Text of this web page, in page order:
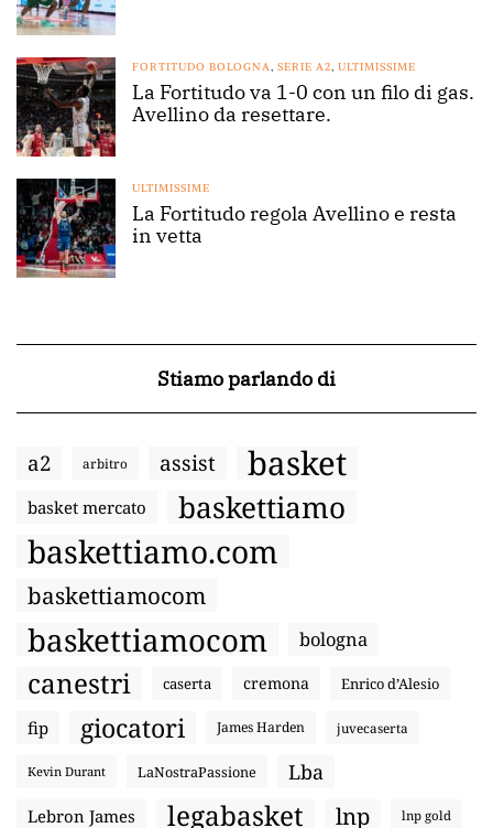
FORTITUDO BOLOGNA, SERIE A2, ULTIMISSIME
La Fortitudo va 1-0 con un filo di gas.
Avellino da resettare.
ULTIMISSIME
La Fortitudo regola Avellino e resta
in vetta
Stiamo parlando di
a2 arbitro assist basket
basket mercato baskettiamo
baskettiamo.com
baskettiamocom
baskettiamocom bologna
canestri caserta cremona Enrico d’Alesio
fip giocatori James Harden juvecaserta
Kevin Durant LaNostraPassione Lba
Lebron James legabasket lnp lnp gold